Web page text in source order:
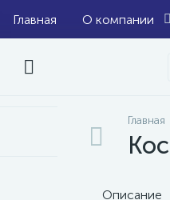
Главная О компании
Главная
Описание